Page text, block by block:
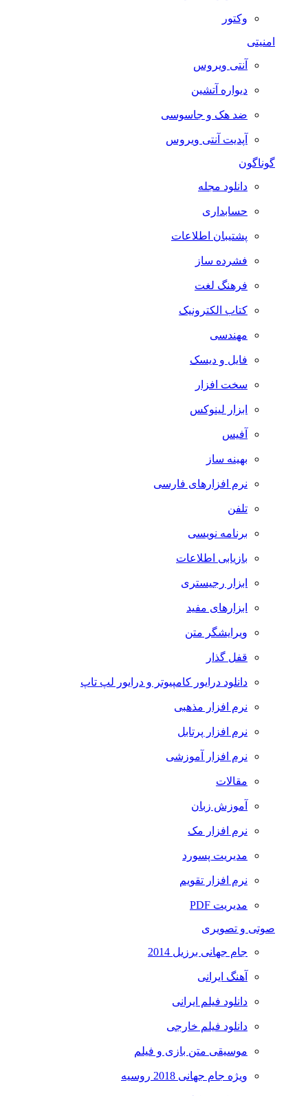
وکتور
امنیتی
آنتی ویروس
دیواره آتشین
ضد هک و جاسوسی
آپدیت آنتی ویروس
گوناگون
دانلود مجله
حسابداری
پشتیبان اطلاعات
فشرده ساز
فرهنگ لغت
کتاب الکترونیک
مهندسی
فایل و دیسک
سخت افزار
ابزار لینوکس
آفیس
بهینه ساز
نرم افزارهای فارسی
تلفن
برنامه نویسی
بازیابی اطلاعات
ابزار رجیستری
ابزارهای مفید
ویرایشگر متن
قفل گذار
دانلود درایور کامپیوتر و درایور لپ تاپ
نرم افزار مذهبی
نرم افزار پرتابل
نرم افزار آموزشی
مقالات
آموزش زبان
نرم افزار مک
مدیریت پسورد
نرم افزار تقویم
مدیریت PDF
صوتی و تصویری
جام جهانی برزیل 2014
آهنگ ایرانی
دانلود فیلم ایرانی
دانلود فیلم خارجی
موسیقی متن بازی و فیلم
ویژه جام جهانی 2018 روسیه